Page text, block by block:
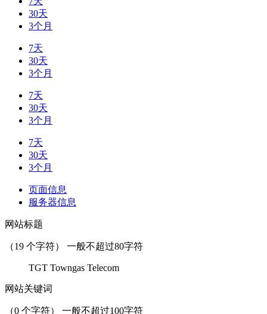
30天
3个月
7天
30天
3个月
7天
30天
3个月
7天
30天
3个月
页面信息
服务器信息
网站标题
（19 个字符） 一般不超过80字符
TGT Towngas Telecom
网站关键词
（0 个字符） 一般不超过100字符